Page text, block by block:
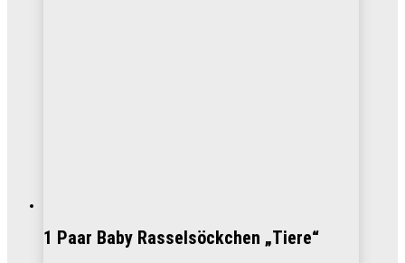
1 Paar Baby Rasselsöckchen „Tiere“